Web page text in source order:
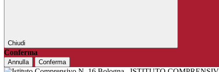
Chiudi
Conferma
Annulla Conferma